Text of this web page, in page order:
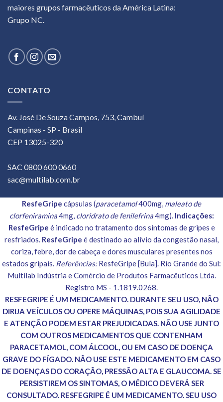
maiores grupos farmacêuticos da América Latina:
Grupo NC.
CONTATO
Av. José De Souza Campos, 753, Cambuí
Campinas - SP - Brasil
CEP 13025-320
SAC 0800 600 0660
sac@multilab.com.br
ResfeGripe cápsulas (paracetamol400mg, maleato de
clorfeniramina4mg, cloridrato de fenilefrina4mg). Indicações:
ResfeGripe é indicado no tratamento dos sintomas de gripes e
resfriados. ResfeGripe é destinado ao alívio da congestão nasal,
coriza, febre, dor de cabeça e dores musculares presentes nos
estados gripais. Referências:ResfeGripe [Bula]. Rio Grande do Sul:
Multilab Indústria e Comércio de Produtos Farmacêuticos Ltda.
Registro MS - 1.1819.0268.
RESFEGRIPE É UM MEDICAMENTO. DURANTE SEU USO, NÃO
DIRIJA VEÍCULOS OU OPERE MÁQUINAS, POIS SUA AGILIDADE
E ATENÇÃO PODEM ESTAR PREJUDICADAS. NÃO USE JUNTO
COM OUTROS MEDICAMENTOS QUE CONTENHAM
PARACETAMOL, COM ÁLCOOL, OU EM CASO DE DOENÇA
GRAVE DO FÍGADO. NÃO USE ESTE MEDICAMENTO EM CASO
DE DOENÇAS DO CORAÇÃO, PRESSÃO ALTA E GLAUCOMA. SE
PERSISTIREM OS SINTOMAS, O MÉDICO DEVERÁ SER
CONSULTADO. RESFEGRIPE É UM MEDICAMENTO. SEU USO